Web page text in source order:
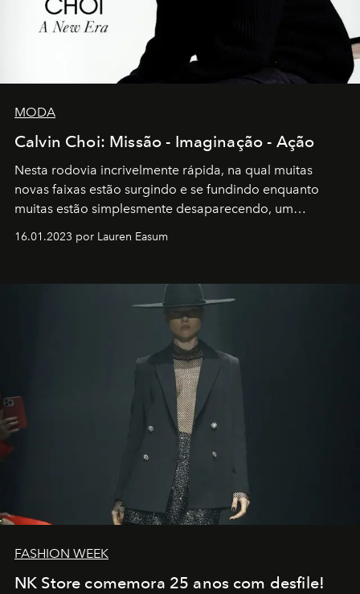
MODA
Calvin Choi: Missão - Imaginação - Ação
Nesta rodovia incrivelmente rápida, na qual muitas
novas faixas estão surgindo e se fundindo enquanto
muitas estão simplesmente desaparecendo, um
transportador AMTD abrindo caminho para muitos
por propósitos, com um claro senso de missão na vida e
16.01.2023 por Lauren Easum
FASHION WEEK
NK Store comemora 25 anos com desfile!